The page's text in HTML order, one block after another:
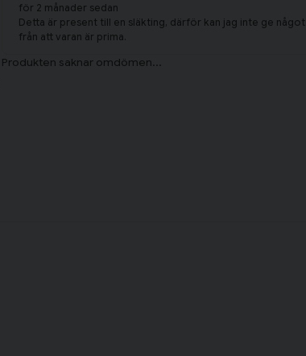
för 2 månader sedan
Detta är present till en släkting, därför kan jag inte ge
från att varan är prima.